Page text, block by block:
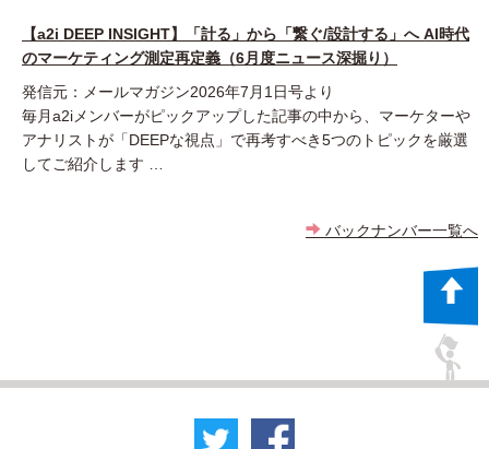
【a2i DEEP INSIGHT】「計る」から「繋ぐ/設計する」へ AI時代
のマーケティング測定再定義（6月度ニュース深掘り）
発信元：メールマガジン2026年7月1日号より
毎月a2iメンバーがピックアップした記事の中から、マーケターや
アナリストが「DEEPな視点」で再考すべき5つのトピックを厳選
してご紹介します …
バックナンバー一覧へ